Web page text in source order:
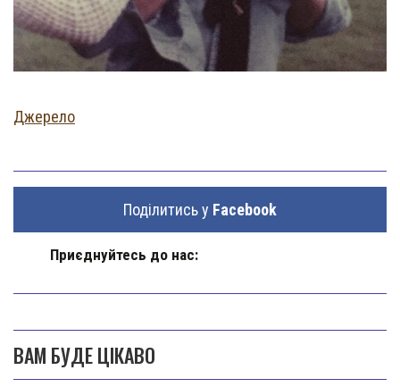
Джерело
Поділитись у Facebook
Приєднуйтесь до нас:
ВАМ БУДЕ ЦІКАВО